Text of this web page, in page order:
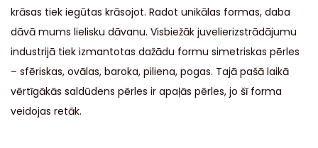
krāsas tiek iegūtas krāsojot. Radot unikālas formas, daba
dāvā mums lielisku dāvanu. Visbiežāk juvelierizstrādājumu
industrijā tiek izmantotas dažādu formu simetriskas pērles
– sfēriskas, ovālas, baroka, piliena, pogas. Tajā pašā laikā
vērtīgākās saldūdens pērles ir apaļās pērles, jo šī forma
veidojas retāk.